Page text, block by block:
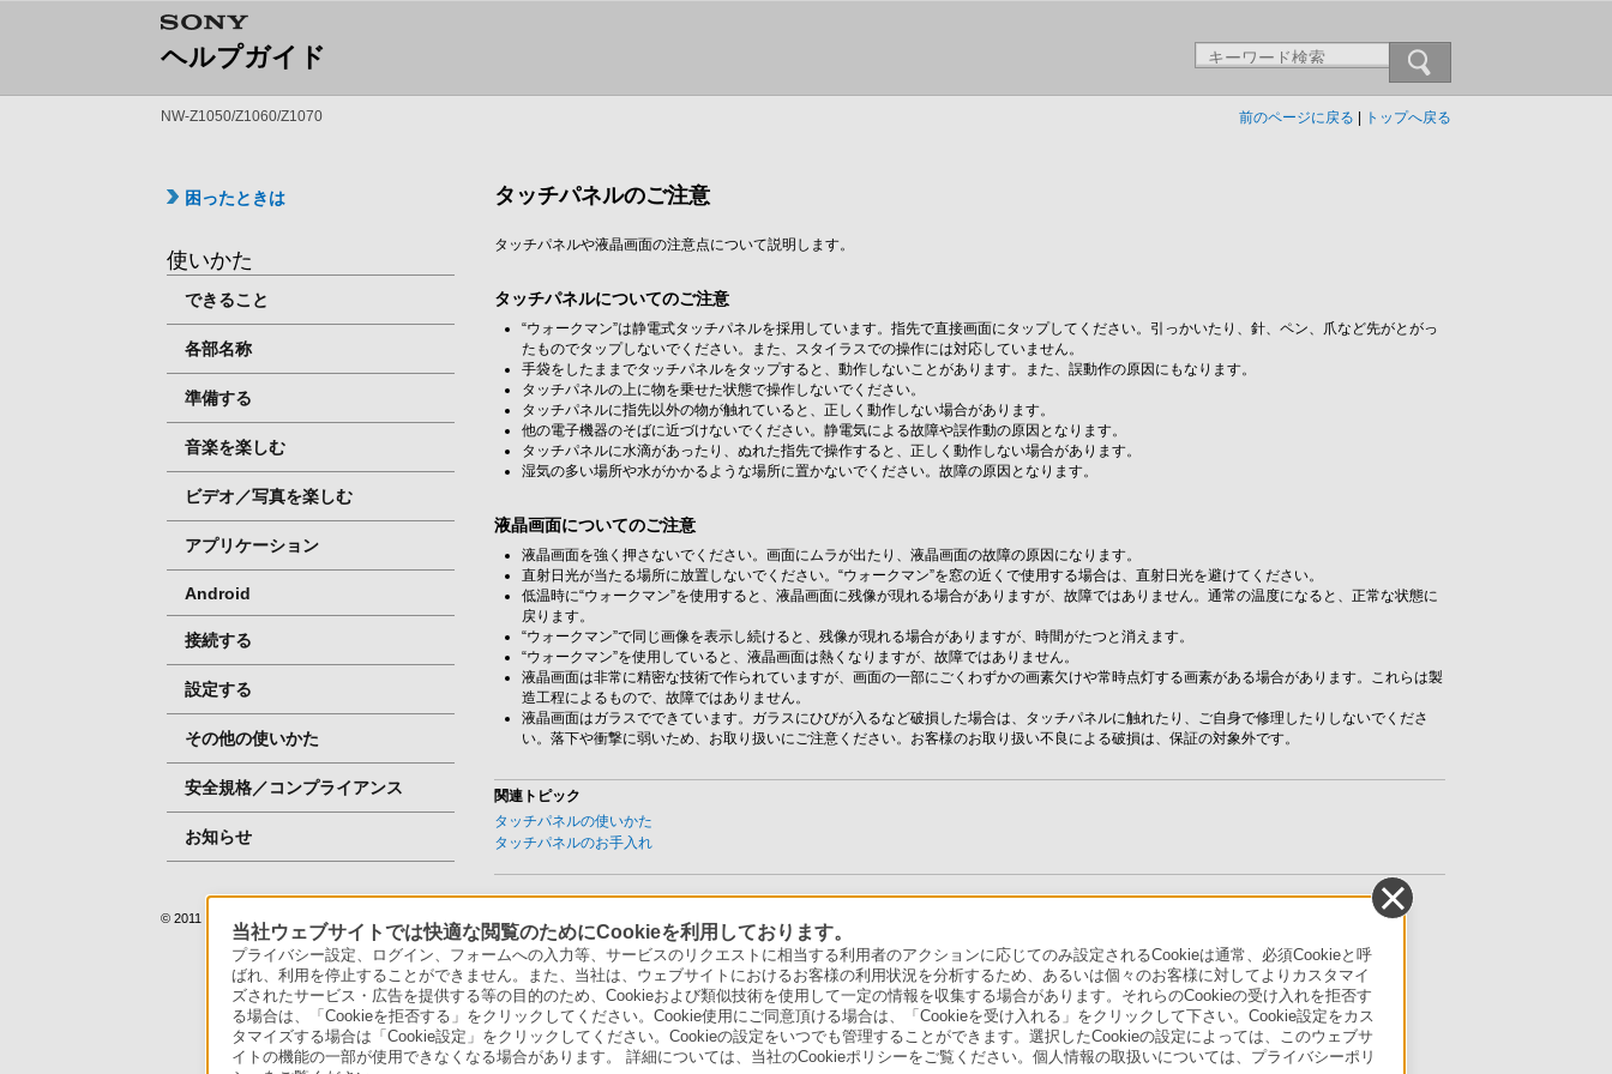
ヘルプガイド
NW-Z1050/Z1060/Z1070 前のページに戻る トップへ戻る
困ったときは
使いかた
できること
各部名称
準備する
音楽を楽しむ
ビデオ／写真を楽しむ
アプリケーション
Android
接続する
設定する
その他の使いかた
安全規格／コンプライアンス
お知らせ
タッチパネルのご注意
タッチパネルや液晶画面の注意点について説明します。
タッチパネルについてのご注意
“ウォークマン”は静電式タッチパネルを採用しています。指先で直接画面にタップしてください。引っかいたり、針、ペン、爪など先がとがっ
たものでタップしないでください。また、スタイラスでの操作には対応していません。
手袋をしたままでタッチパネルをタップすると、動作しないことがあります。また、誤動作の原因にもなります。
タッチパネルの上に物を乗せた状態で操作しないでください。
タッチパネルに指先以外の物が触れていると、正しく動作しない場合があります。
他の電子機器のそばに近づけないでください。静電気による故障や誤作動の原因となります。
タッチパネルに水滴があったり、ぬれた指先で操作すると、正しく動作しない場合があります。
湿気の多い場所や水がかかるような場所に置かないでください。故障の原因となります。
液晶画面についてのご注意
液晶画面を強く押さないでください。画面にムラが出たり、液晶画面の故障の原因になります。
直射日光が当たる場所に放置しないでください。“ウォークマン”を窓の近くで使用する場合は、直射日光を避けてください。
低温時に“ウォークマン”を使用すると、液晶画面に残像が現れる場合がありますが、故障ではありません。通常の温度になると、正常な状態に
戻ります。
“ウォークマン”で同じ画像を表示し続けると、残像が現れる場合がありますが、時間がたつと消えます。
“ウォークマン”を使用していると、液晶画面は熱くなりますが、故障ではありません。
液晶画面は非常に精密な技術で作られていますが、画面の一部にごくわずかの画素欠けや常時点灯する画素がある場合があります。これらは製
造工程によるもので、故障ではありません。
液晶画面はガラスでできています。ガラスにひびが入るなど破損した場合は、タッチパネルに触れたり、ご自身で修理したりしないでくださ
い。落下や衝撃に弱いため、お取り扱いにご注意ください。お客様のお取り扱い不良による破損は、保証の対象外です。
関連トピック
タッチパネルの使いかた
タッチパネルのお手入れ
© 2011 Sony Marketing (Japan) Inc.
当社ウェブサイトでは快適な閲覧のためにCookieを利用しております。
プライバシー設定、ログイン、フォームへの入力等、サービスのリクエストに相当する利用者のアクションに応じてのみ設定されるCookieは通常、必須Cookieと呼
ばれ、利用を停止することができません。また、当社は、ウェブサイトにおけるお客様の利用状況を分析するため、あるいは個々のお客様に対してよりカスタマイ
ズされたサービス・広告を提供する等の目的のため、Cookieおよび類似技術を使用して一定の情報を収集する場合があります。それらのCookieの受け入れを拒否す
る場合は、「Cookieを拒否する」をクリックしてください。Cookie使用にご同意頂ける場合は、「Cookieを受け入れる」をクリックして下さい。Cookie設定をカス
タマイズする場合は「Cookie設定」をクリックしてください。Cookieの設定をいつでも管理することができます。選択したCookieの設定によっては、このウェブサ
イトの機能の一部が使用できなくなる場合があります。 詳細については、当社のCookieポリシーをご覧ください。個人情報の取扱いについては、プライバシーポリ